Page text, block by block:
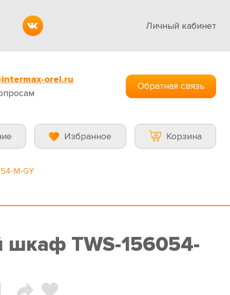
Личный кабинет
orel.ru
Обратная связь
Избранное Корзина
M-GY
шкаф TWS-156054-